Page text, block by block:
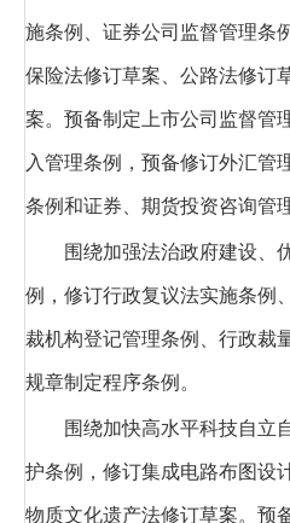
施条例、证券公司监督管理条
保险法修订草案、公路法修订
案。预备制定上市公司监督管
入管理条例，预备修订外汇管
条例和证券、期货投资咨询管
围绕加强法治政府建设、
例，修订行政复议法实施条例
裁机构登记管理条例、行政裁
规章制定程序条例。
围绕加快高水平科技自立
护条例，修订集成电路布图设
物质文化遗产法修订草案。预